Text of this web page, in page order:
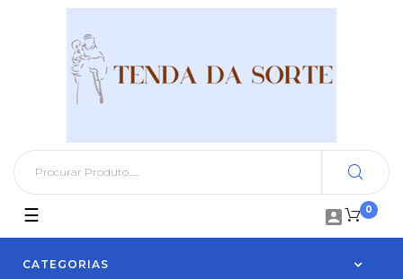
0

CATEGORIAS
Toggle
navigation
☰